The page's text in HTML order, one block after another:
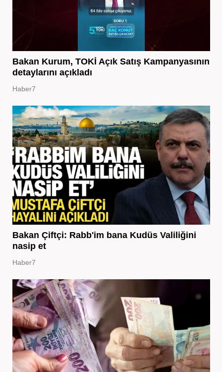
Bakan Kurum, TOKİ Açık Satış Kampanyasının
detaylarını açıkladı
Haber7
Bakan Çiftçi: Rabb'im bana Kudüs Valiliğini
nasip et
Haber7